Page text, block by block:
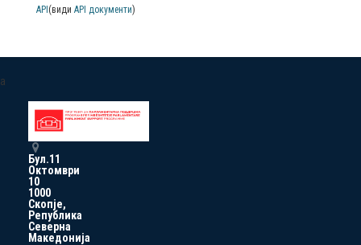
API (види API документи)
a
Бул.11
Октомври
10
1000
Скопје,
Република
Северна
Македонија